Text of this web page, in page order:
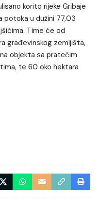
korito rijeke Gribaje
potoka u dužini 77,03
Time će od
građevinskog zemljišta,
objekta sa pratećim
te 60 oko hektara